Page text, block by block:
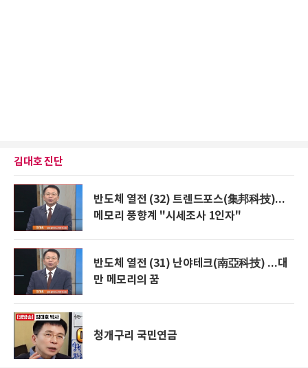
김대호 진단
반도체 열전 (32) 트렌드포스(集邦科技)...
메모리 풍향계 "시세조사 1인자"
반도체 열전 (31) 난야테크(南亞科技) ...대
만 메모리의 꿈
청개구리 국민연금